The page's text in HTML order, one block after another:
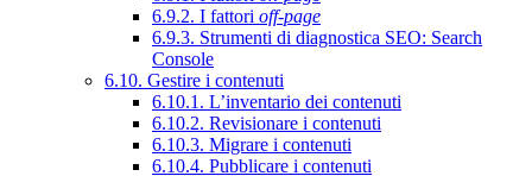
6.9.2. I fattori off-page
6.9.3. Strumenti di diagnostica SEO: Search
Console
6.10. Gestire i contenuti
6.10.1. L’inventario dei contenuti
6.10.2. Revisionare i contenuti
6.10.3. Migrare i contenuti
6.10.4. Pubblicare i contenuti